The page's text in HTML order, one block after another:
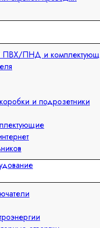
ПВХ/ПНД и
и подрозетники